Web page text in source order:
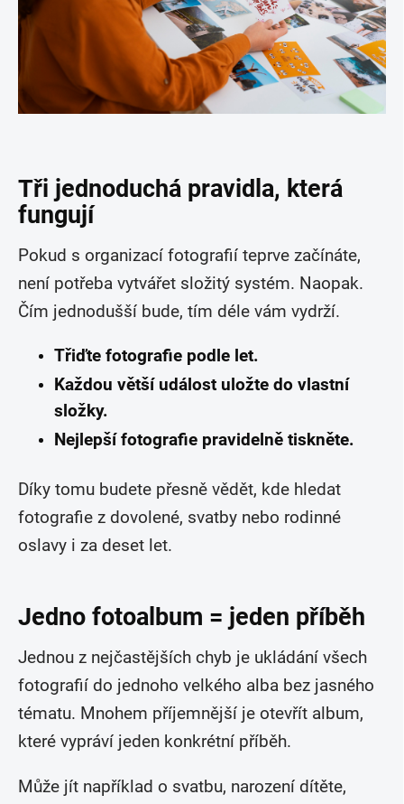
Tři jednoduchá pravidla, která
fungují
Pokud s organizací fotografií teprve začínáte,
není potřeba vytvářet složitý systém. Naopak.
Čím jednodušší bude, tím déle vám vydrží.
Třiďte fotografie podle let.
Každou větší událost uložte do vlastní
složky.
Nejlepší fotografie pravidelně tiskněte.
Díky tomu budete přesně vědět, kde hledat
fotografie z dovolené, svatby nebo rodinné
oslavy i za deset let.
Jedno fotoalbum = jeden příběh
Jednou z nejčastějších chyb je ukládání všech
fotografií do jednoho velkého alba bez jasného
tématu. Mnohem příjemnější je otevřít album,
které vypráví jeden konkrétní příběh.
Může jít například o svatbu, narození dítěte,